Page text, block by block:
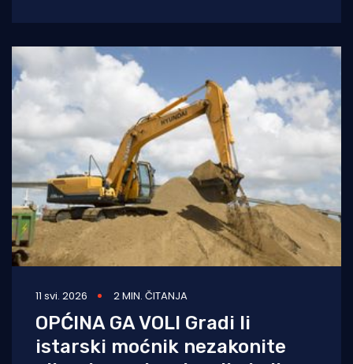
11 svi. 2026 2 MIN. ČITANJA
OPĆINA GA VOLI Gradi li
istarski moćnik nezakonite